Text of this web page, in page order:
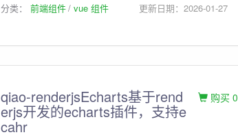
分类： 前端组件 vue 组件 更新日期：2026-01-27
qiao-renderjsEcharts基于rend
erjs开发的echarts插件，支持e
cahr
购买 0